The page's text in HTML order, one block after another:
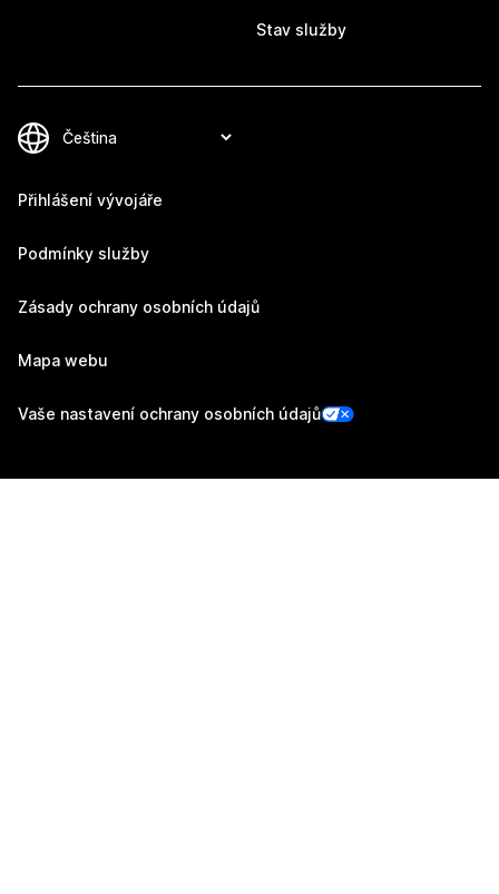
Stav služby
Přihlášení vývojáře
Podmínky služby
Zásady ochrany osobních údajů
Mapa webu
Vaše nastavení ochrany osobních údajů